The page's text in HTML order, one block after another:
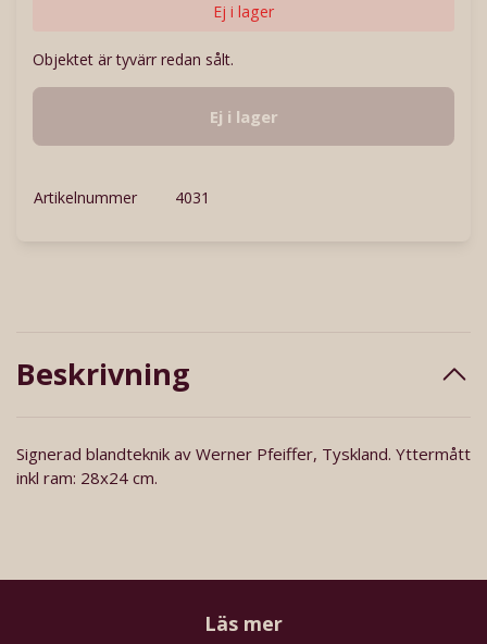
Ej i lager
Objektet är tyvärr redan sålt.
Ej i lager
Artikelnummer 4031
Beskrivning
Signerad blandteknik av Werner Pfeiffer, Tyskland. Yttermått
inkl ram: 28x24 cm.
Läs mer